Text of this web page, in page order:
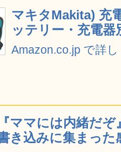
マキタMakita) 充
ッテリー・充電器
Amazon.co.jp で詳
ママには内緒だ
き込みに集まっ